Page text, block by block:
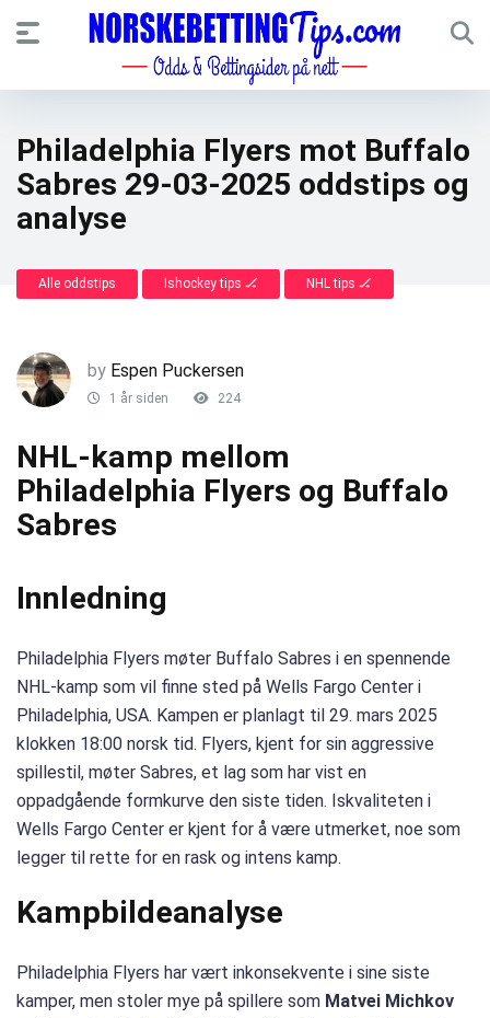
Philadelphia Flyers mot Buffalo
Sabres 29-03-2025 oddstips og
analyse
Alle oddstips Ishockey tips 🏒 NHL tips 🏒
by Espen Puckersen
1 år siden 224
NHL-kamp mellom
Philadelphia Flyers og Buffalo
Sabres
Innledning
Philadelphia Flyers møter Buffalo Sabres i en spennende
NHL-kamp som vil finne sted på Wells Fargo Center i
Philadelphia, USA. Kampen er planlagt til 29. mars 2025
klokken 18:00 norsk tid. Flyers, kjent for sin aggressive
spillestil, møter Sabres, et lag som har vist en
oppadgående formkurve den siste tiden. Iskvaliteten i
Wells Fargo Center er kjent for å være utmerket, noe som
legger til rette for en rask og intens kamp.
Kampbildeanalyse
Philadelphia Flyers har vært inkonsekvente i sine siste
kamper, men stoler mye på spillere som Matvei Michkov